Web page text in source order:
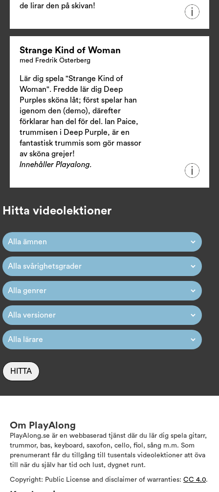
de lirar den på skivan!
Strange Kind of Woman
med Fredrik Österberg
Lär dig spela "Strange Kind of
Woman". Fredde lär dig Deep
Purples sköna låt; först spelar han
igenom den (demo), därefter
förklarar han del för del. Ian Paice,
trummisen i Deep Purple, är en
fantastisk trummis som gör massor
av sköna grejer!
Innehåller Playalong.
Hitta videolektioner
HITTA
Om PlayAlong
PlayAlong.se är en webbaserad tjänst där du lär dig spela gitarr,
trummor, bas, keyboard, saxofon, cello, fiol, sång m.m. Som
prenumerant får du tillgång till tusentals videolektioner att öva
till när du själv har tid och lust, dygnet runt.
Copyright: Public License and disclaimer of warranties: CC 4.0.